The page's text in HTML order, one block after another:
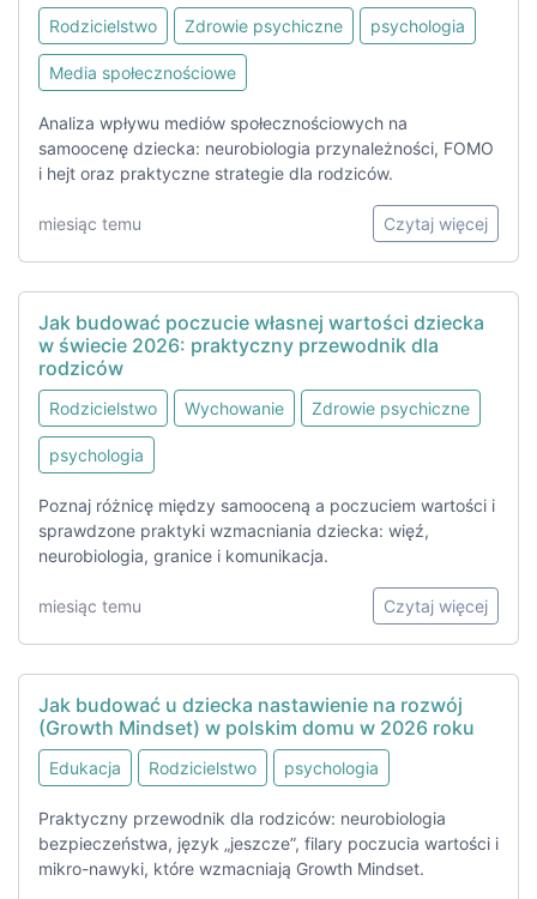
Rodzicielstwo Zdrowie psychiczne psychologia
Media społecznościowe
Analiza wpływu mediów społecznościowych na
samoocenę dziecka: neurobiologia przynależności, FOMO
i hejt oraz praktyczne strategie dla rodziców.
miesiąc temu Czytaj więcej
Jak budować poczucie własnej wartości dziecka
w świecie 2026: praktyczny przewodnik dla
rodziców
Rodzicielstwo Wychowanie Zdrowie psychiczne
psychologia
Poznaj różnicę między samooceną a poczuciem wartości i
sprawdzone praktyki wzmacniania dziecka: więź,
neurobiologia, granice i komunikacja.
miesiąc temu Czytaj więcej
Jak budować u dziecka nastawienie na rozwój
(Growth Mindset) w polskim domu w 2026 roku
Edukacja Rodzicielstwo psychologia
Praktyczny przewodnik dla rodziców: neurobiologia
bezpieczeństwa, język „jeszcze”, filary poczucia wartości i
mikro-nawyki, które wzmacniają Growth Mindset.